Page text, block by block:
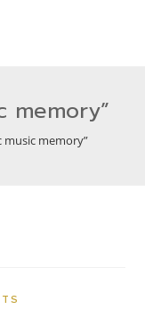
memory”
music memory”